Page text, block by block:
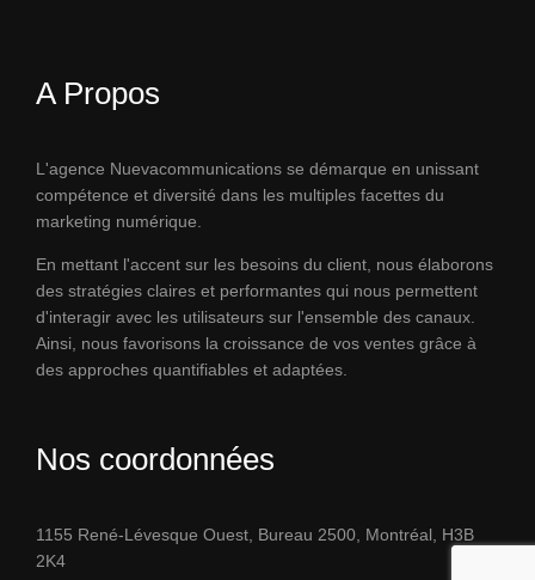
A Propos
L'agence Nuevacommunications se démarque en unissant
compétence et diversité dans les multiples facettes du
marketing numérique.
En mettant l'accent sur les besoins du client, nous élaborons
des stratégies claires et performantes qui nous permettent
d'interagir avec les utilisateurs sur l'ensemble des canaux.
Ainsi, nous favorisons la croissance de vos ventes grâce à
des approches quantifiables et adaptées.
Nos coordonnées
1155 René-Lévesque Ouest, Bureau 2500, Montréal, H3B
2K4